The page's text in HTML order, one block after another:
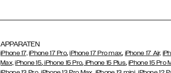
APPARATEN
iPhone 17, iPhone 17 Pro,iPhone 17 Pro max, iPhone 17 Air,
Max, iPhone 15, iPhone 15 Pro, iPhone 15 Plus,iPhone 15 Pro